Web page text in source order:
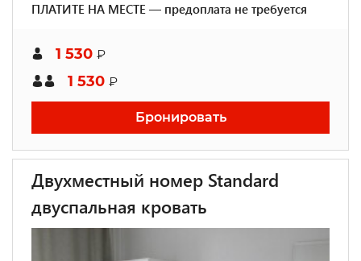
ПЛАТИТЕ НА МЕСТЕ — предоплата не требуется
1 530 ₽
1 530 ₽
Бронировать
Двухместный номер Standard
двуспальная кровать